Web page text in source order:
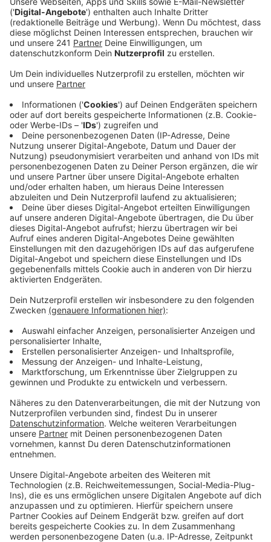
Dieser Song erinnert schwer an die eigene Kindheit
oder Jugend. Damals als "Samba Di Janeiro" von Bellini
die Charts stürmte und bis heute einer der Sommerhits
schlechthin ist, waren YouNotUs gerade im
geprägt zu haben, sonst würden sie ihn nicht für ihre
neue Single "Samba" adaptieren. Zusammen mit
Sänger Louis III ist ein Dance- und Partytrack
entstanden, der auf Parties und Festivals mit
Sicherheit häufiger zu hören sein wird.
Anzeige
Wir benötigen Ihre
Zustimmung, um den YouTube
Video-Service zu laden!
Wir verwenden einen Service eines
Drittanbieters, um Videoinhalte
einzubetten. Dieser Service kann
Daten zu Ihren Aktivitäten
sammeln. Bitte lesen Sie die
Details durch und stimmen Sie der
Video anzusehen.
Mehr Informationen
powered byUsercentrics Consent
Management Platform
Es geht weiter mit einem Sommerhit, diesmal aus dem
Hause YouNotUs. Sie haben sich mit Louis III
zusammengetan. Dabei herausgekommen ist "Samba".
Anzeige